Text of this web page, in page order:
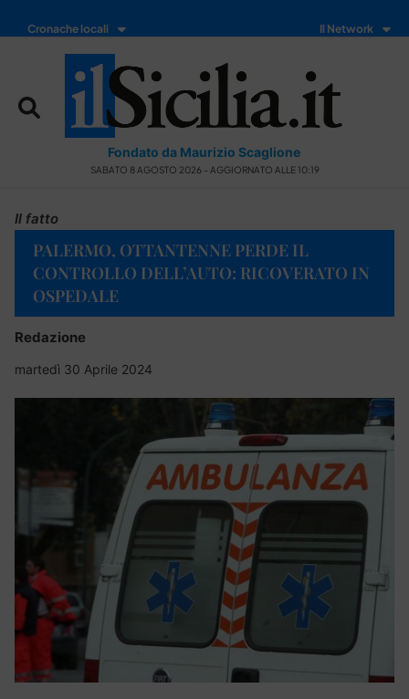
Cronache locali Il Network
Fondato da Maurizio Scaglione
SABATO 8 AGOSTO 2026 - AGGIORNATO ALLE 10:19
Il fatto
PALERMO, OTTANTENNE PERDE IL
CONTROLLO DELL’AUTO: RICOVERATO IN
OSPEDALE
Redazione
martedì 30 Aprile 2024